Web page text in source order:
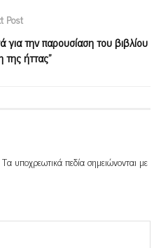
Post
την παρουσίαση του βιβλίου
ήττας”
Τα υποχρεωτικά πεδία σημειώνονται με